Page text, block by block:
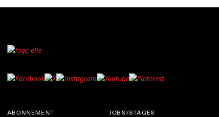
ABONNEMENT JOBS/STAGES